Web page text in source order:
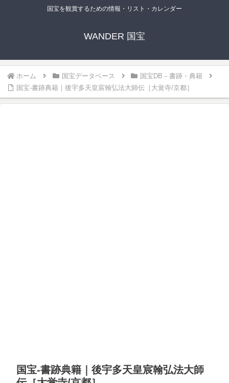
国宝を観賞するための情報・リスト・カレンダー
WANDER 国宝
ホーム 国宝データベース
国宝DB－書跡・典籍
国宝-書跡典籍｜後宇多天皇宸翰弘法大師伝［大覚寺/京都］
国宝-書跡典籍｜後宇多天皇宸翰弘法大師